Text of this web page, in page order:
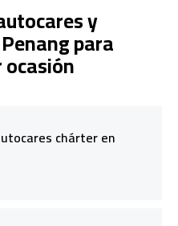
y
para
chárter en